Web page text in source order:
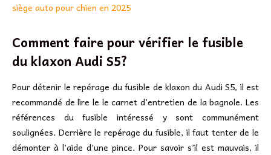
siège auto pour chien en 2025
Comment faire pour vérifier le fusible
du klaxon Audi S5?
Pour détenir le repérage du fusible de klaxon du Audi S5, il est
recommandé de lire le le carnet d’entretien de la bagnole. Les
références du fusible intéressé y sont communément
soulignées. Derrière le repérage du fusible, il faut tenter de le
démonter à l’aide d’une pince. Pour savoir s’il est mauvais, il